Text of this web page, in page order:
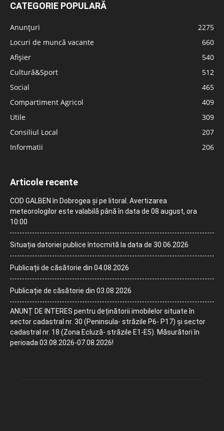
CATEGORIE POPULARĂ
Anunțuri
2275
Locuri de muncă vacante
660
Afișier
540
Cultură&Sport
512
Social
465
Compartiment Agricol
409
Utile
309
Consiliul Local
207
Informatii
206
Articole recente
COD GALBEN în Dobrogea și pe litoral. Avertizarea
meteorologilor este valabilă până în data de 08 august, ora
10:00
Situația datoriei publice întocmită la data de 30.06.2026
Publicații de căsătorie din 04.08.2026
Publicație de căsătorie din 03.08.2026
ANUNȚ DE INTERES pentru deținătorii imobilelor situate în
sector cadastral nr. 30 (Peninsula- străzile P6- P17) și sector
cadastral nr. 18 (Zona Ecluză- străzile E1-E5). Măsurători în
perioada 03.08.2026-07.08.2026!